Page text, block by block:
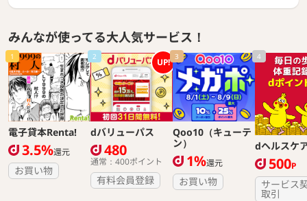
みんなが使ってる大人気サービス！
1
電子貸本Renta!
3.5%還元
お買い物
2 UP!
dバリューパス
480
通常：400ポイント
有料会員登録
3
Qoo10（キューテ
ン）
1%還元
お買い物
4
dヘルスケ
500P
サービス
取引